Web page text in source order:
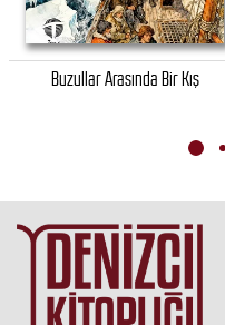
Buzullar Arasında Bir Kış